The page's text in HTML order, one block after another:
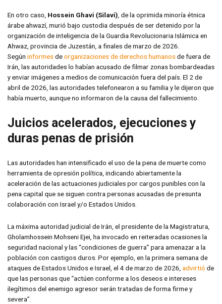
En otro caso, Hossein Ghavi (Silavi), de la oprimida minoría étnica
árabe ahwazí, murió bajo custodia después de ser detenido por la
organización de inteligencia de la Guardia Revolucionaria Islámica en
Ahwaz, provincia de Juzestán, a finales de marzo de 2026.
Según informesdeorganizaciones de derechos humanosde fuera de
Irán, las autoridades lo habían acusado de filmar zonas bombardeadas
y enviar imágenes a medios de comunicación fuera del país. El 2 de
abril de 2026, las autoridades telefonearon a su familia y le dijeron que
había muerto, aunque no informaron de la causa del fallecimiento.
Juicios acelerados, ejecuciones y
duras penas de prisión
Las autoridades han intensificado el uso de la pena de muerte como
herramienta de opresión política, indicando abiertamente la
aceleración de las actuaciones judiciales por cargos punibles con la
pena capital que se siguen contra personas acusadas de presunta
colaboración con Israel y/o Estados Unidos.
La máxima autoridad judicial de Irán, el presidente de la Magistratura,
Gholamhossein Mohseni Ejei, ha invocado en reiteradas ocasiones la
seguridad nacional y las “condiciones de guerra” para amenazar a la
población con castigos duros. Por ejemplo, en la primera semana de
ataques de Estados Unidos e Israel, el 4 de marzo de 2026, advirtió de
que las personas que “actúen conforme a los deseos e intereses
ilegítimos del enemigo agresor serán tratadas de forma firme y
severa”.